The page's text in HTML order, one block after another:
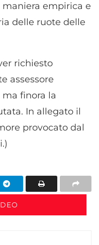
empirica e
delle ruote delle
richiesto
assessore
ma finora la
In allegato il
provocato dal